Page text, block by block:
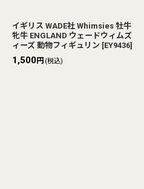
イギリス WADE社 Whimsies 牡牛
牝牛 ENGLAND ウェードウィムズ
ィーズ 動物フィギュリン [EY9436]
1,500円 (税込)